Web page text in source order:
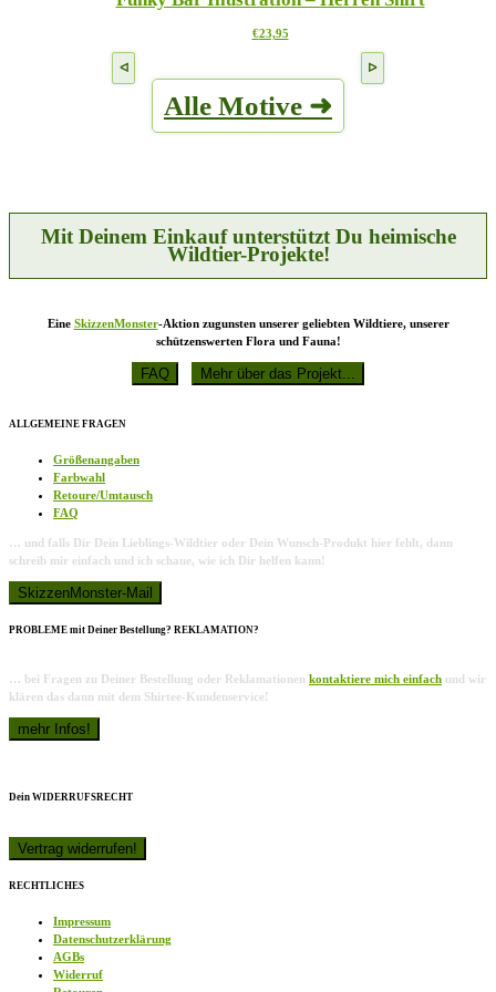
werden
Die
der
Produktseite
€23,95Dieses
Varianten
auf.
Produktseite
gewählt
werden
Alle Motive ➜
Mit Deinem Einkauf unterstützt Du heimische
Wildtier-Projekte!
Eine SkizzenMonster-Aktion zugunsten unserer geliebten Wildtiere, unserer
schützenswerten Flora und Fauna!
ALLGEMEINE FRAGEN
Größenangaben
Farbwahl
Retoure/Umtausch
FAQ
… und falls Dir Dein Lieblings-Wildtier oder Dein Wunsch-Produkt hier fehlt, dann
schreib mir einfach und ich schaue, wie ich Dir helfen kann!
PROBLEME mit Deiner Bestellung? REKLAMATION?
… bei Fragen zu Deiner Bestellung oder Reklamationen kontaktiere mich einfach und wir
klären das dann mit dem Shirtee-Kundenservice!
Dein WIDERRUFSRECHT
RECHTLICHES
Impressum
Datenschutzerklärung
AGBs
Widerruf